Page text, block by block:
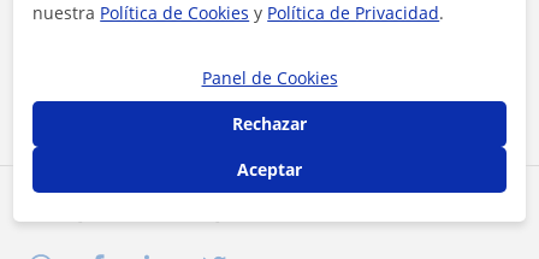
Al hacer clic, aceptas nuestro aviso legaly de privacidad
Contactar ahora
nuestra Política de Cookies y Política de Privacidad.
Panel de Cookies
Rechazar
Aceptar